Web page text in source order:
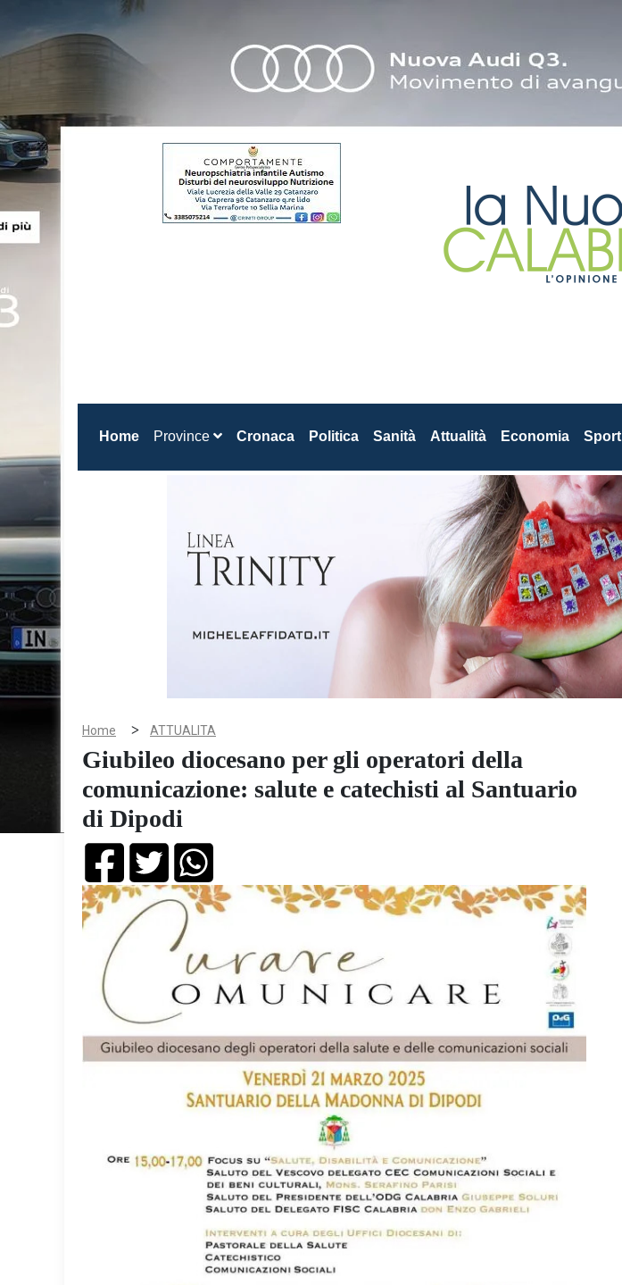
Home(current)
Province Cronaca Politica Sanità Attualità Economia Sport
Home > ATTUALITA
Giubileo diocesano per gli operatori della
comunicazione: salute e catechisti al Santuario
di Dipodi